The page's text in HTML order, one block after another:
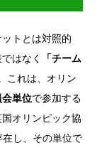
トとは対照的
はなく
「チーム
これは、オリン
会単位で参加する
オリンピック協
し、その単位で